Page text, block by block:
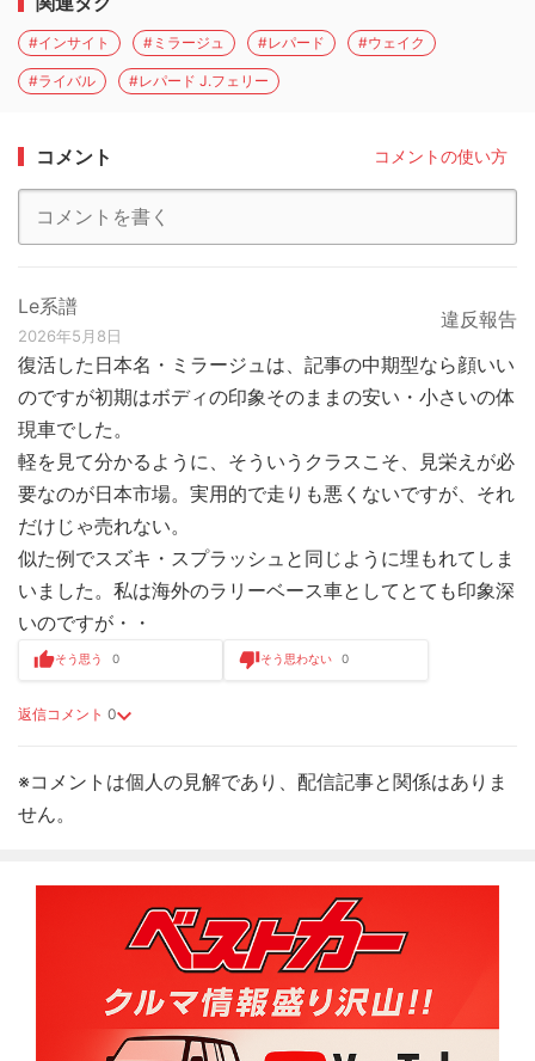
#インサイト #ミラージュ #レパード #ウェイク
#ライバル #レパード J.フェリー
コメント コメントの使い方
Le系譜
2026年5月8日
違反報告
復活した日本名・ミラージュは、記事の中期型なら顔いい
のですが初期はボディの印象そのままの安い・小さいの体
現車でした。
軽を見て分かるように、そういうクラスこそ、見栄えが必
要なのが日本市場。実用的で走りも悪くないですが、それ
だけじゃ売れない。
似た例でスズキ・スプラッシュと同じように埋もれてしま
いました。私は海外のラリーベース車としてとても印象深
いのですが・・
返信コメント 0
そう思う 0 そう思わない 0
※コメントは個人の見解であり、配信記事と関係はありま
せん。